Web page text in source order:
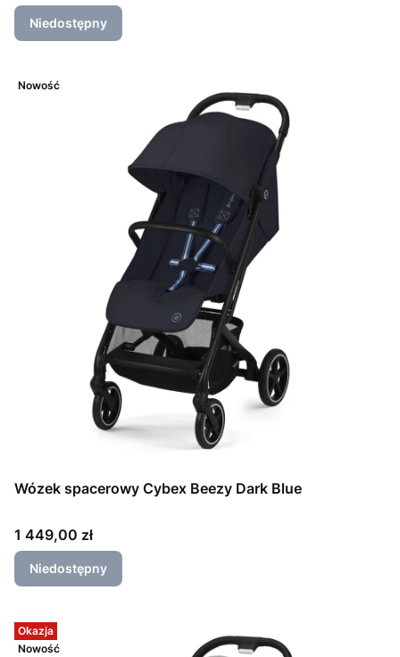
Niedostępny
Nowość
Wózek spacerowy Cybex Beezy Dark Blue
Cena
1 449,00 zł
Niedostępny
Okazja
Nowość